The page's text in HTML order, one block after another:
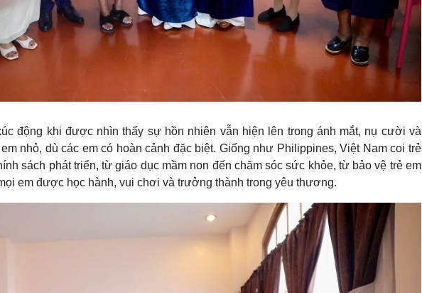
động khi được nhìn thấy sự hồn nhiên vẫn hiện lên trong ánh mắt, nụ cười và
nhỏ, dù các em có hoàn cảnh đặc biệt. Giống như Philippines, Việt Nam coi trẻ
sách phát triển, từ giáo dục mầm non đến chăm sóc sức khỏe, từ bảo vệ trẻ em
em được học hành, vui chơi và trưởng thành trong yêu thương.